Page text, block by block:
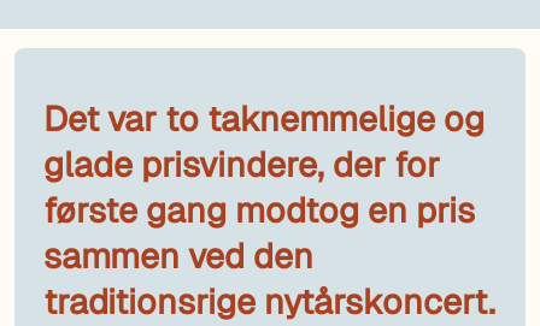
Det var to taknemmelige og
glade prisvindere, der for
første gang modtog en pris
sammen ved den
traditionsrige nytårskoncert.